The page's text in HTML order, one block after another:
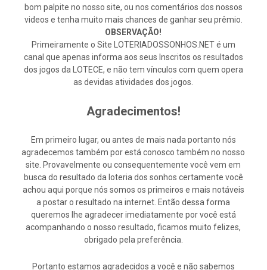
bom palpite no nosso site, ou nos comentários dos nossos
videos e tenha muito mais chances de ganhar seu prêmio.
OBSERVAÇÃO!
Primeiramente o Site LOTERIADOSSONHOS.NET é um
canal que apenas informa aos seus Inscritos os resultados
dos jogos da LOTECE, e não tem vínculos com quem opera
as devidas atividades dos jogos.
Agradecimentos!
Em primeiro lugar, ou antes de mais nada portanto nós
agradecemos também por está conosco também no nosso
site. Provavelmente ou consequentemente você vem em
busca do resultado da loteria dos sonhos certamente você
achou aqui porque nós somos os primeiros e mais notáveis
a postar o resultado na internet. Então dessa forma
queremos lhe agradecer imediatamente por você está
acompanhando o nosso resultado, ficamos muito felizes,
obrigado pela preferência.
Portanto estamos agradecidos a você e não sabemos